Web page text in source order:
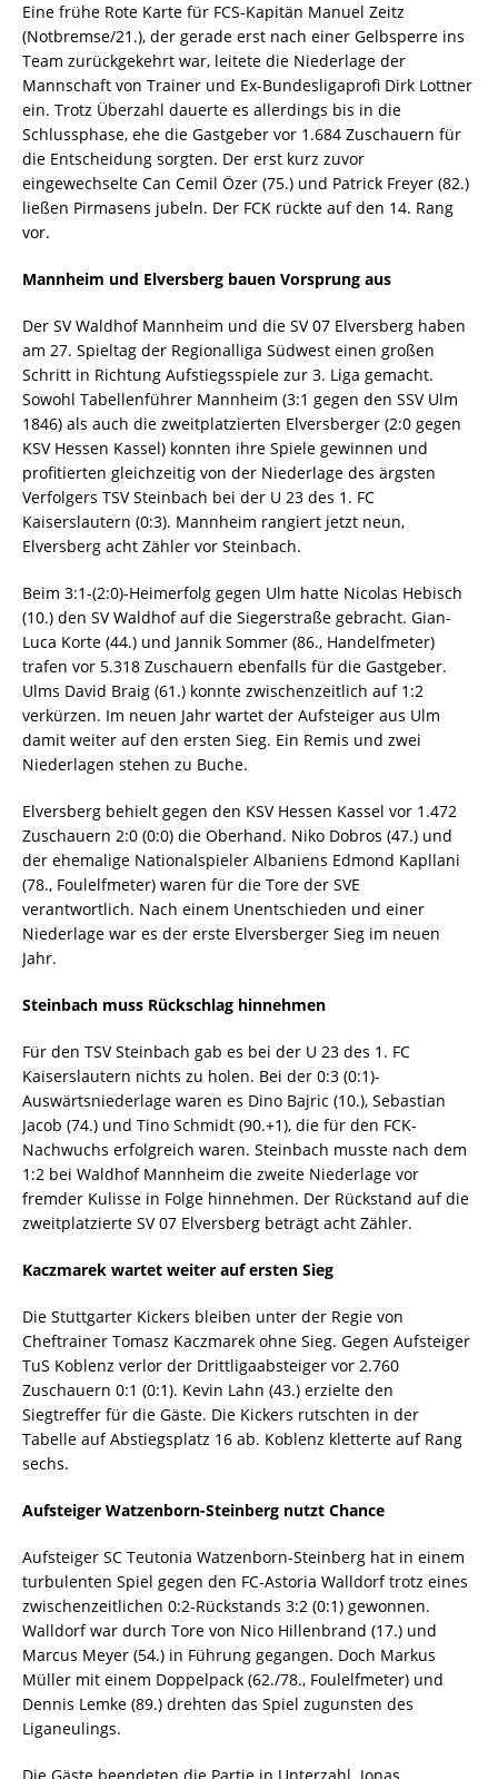
Eine frühe Rote Karte für FCS-Kapitän Manuel Zeitz
(Notbremse/21.), der gerade erst nach einer Gelbsperre ins
Team zurückgekehrt war, leitete die Niederlage der
Mannschaft von Trainer und Ex-Bundesligaprofi Dirk Lottner
ein. Trotz Überzahl dauerte es allerdings bis in die
Schlussphase, ehe die Gastgeber vor 1.684 Zuschauern für
die Entscheidung sorgten. Der erst kurz zuvor
eingewechselte Can Cemil Özer (75.) und Patrick Freyer (82.)
ließen Pirmasens jubeln. Der FCK rückte auf den 14. Rang
vor.
Mannheim und Elversberg bauen Vorsprung aus
Der SV Waldhof Mannheim und die SV 07 Elversberg haben
am 27. Spieltag der Regionalliga Südwest einen großen
Schritt in Richtung Aufstiegsspiele zur 3. Liga gemacht.
Sowohl Tabellenführer Mannheim (3:1 gegen den SSV Ulm
1846) als auch die zweitplatzierten Elversberger (2:0 gegen
KSV Hessen Kassel) konnten ihre Spiele gewinnen und
profitierten gleichzeitig von der Niederlage des ärgsten
Verfolgers TSV Steinbach bei der U 23 des 1. FC
Kaiserslautern (0:3). Mannheim rangiert jetzt neun,
Elversberg acht Zähler vor Steinbach.
Beim 3:1-(2:0)-Heimerfolg gegen Ulm hatte Nicolas Hebisch
(10.) den SV Waldhof auf die Siegerstraße gebracht. Gian-
Luca Korte (44.) und Jannik Sommer (86., Handelfmeter)
trafen vor 5.318 Zuschauern ebenfalls für die Gastgeber.
Ulms David Braig (61.) konnte zwischenzeitlich auf 1:2
verkürzen. Im neuen Jahr wartet der Aufsteiger aus Ulm
damit weiter auf den ersten Sieg. Ein Remis und zwei
Niederlagen stehen zu Buche.
Elversberg behielt gegen den KSV Hessen Kassel vor 1.472
Zuschauern 2:0 (0:0) die Oberhand. Niko Dobros (47.) und
der ehemalige Nationalspieler Albaniens Edmond Kapllani
(78., Foulelfmeter) waren für die Tore der SVE
verantwortlich. Nach einem Unentschieden und einer
Niederlage war es der erste Elversberger Sieg im neuen
Jahr.
Steinbach muss Rückschlag hinnehmen
Für den TSV Steinbach gab es bei der U 23 des 1. FC
Kaiserslautern nichts zu holen. Bei der 0:3 (0:1)-
Auswärtsniederlage waren es Dino Bajric (10.), Sebastian
Jacob (74.) und Tino Schmidt (90.+1), die für den FCK-
Nachwuchs erfolgreich waren. Steinbach musste nach dem
1:2 bei Waldhof Mannheim die zweite Niederlage vor
fremder Kulisse in Folge hinnehmen. Der Rückstand auf die
zweitplatzierte SV 07 Elversberg beträgt acht Zähler.
Kaczmarek wartet weiter auf ersten Sieg
Die Stuttgarter Kickers bleiben unter der Regie von
Cheftrainer Tomasz Kaczmarek ohne Sieg. Gegen Aufsteiger
TuS Koblenz verlor der Drittligaabsteiger vor 2.760
Zuschauern 0:1 (0:1). Kevin Lahn (43.) erzielte den
Siegtreffer für die Gäste. Die Kickers rutschten in der
Tabelle auf Abstiegsplatz 16 ab. Koblenz kletterte auf Rang
sechs.
Aufsteiger Watzenborn-Steinberg nutzt Chance
Aufsteiger SC Teutonia Watzenborn-Steinberg hat in einem
turbulenten Spiel gegen den FC-Astoria Walldorf trotz eines
zwischenzeitlichen 0:2-Rückstands 3:2 (0:1) gewonnen.
Walldorf war durch Tore von Nico Hillenbrand (17.) und
Marcus Meyer (54.) in Führung gegangen. Doch Markus
Müller mit einem Doppelpack (62./78., Foulelfmeter) und
Dennis Lemke (89.) drehten das Spiel zugunsten des
Liganeulings.